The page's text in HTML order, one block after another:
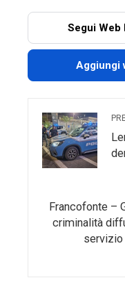
Segui Web
Aggiungi
Francofonte –
criminalità